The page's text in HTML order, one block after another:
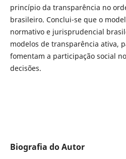
princípio da transparência no
brasileiro. Conclui-se que o
normativo e jurisprudencial
modelos de transparência ativa,
fomentam a participação social
decisões.
Biografia do Autor